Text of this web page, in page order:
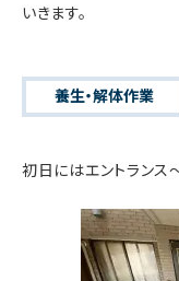
いきます。
養生・解体作業
初日にはエントランス